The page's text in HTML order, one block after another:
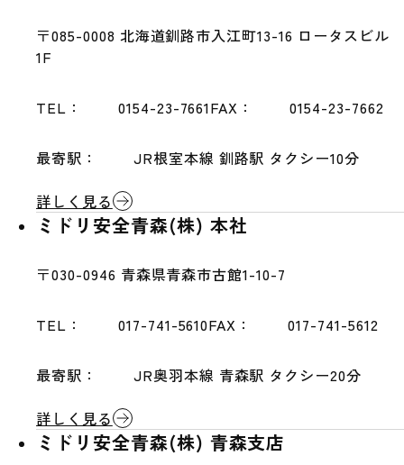
〒085-0008 北海道釧路市入江町13-16 ロータスビル
1F
TEL： 0154-23-7661FAX： 0154-23-7662
最寄駅：
JR根室本線 釧路駅 タクシー10分
詳しく見る
ミドリ安全青森(株) 本社
〒030-0946 青森県青森市古館1-10-7
TEL： 017-741-5610FAX： 017-741-5612
最寄駅：
JR奥羽本線 青森駅 タクシー20分
詳しく見る
ミドリ安全青森(株) 青森支店